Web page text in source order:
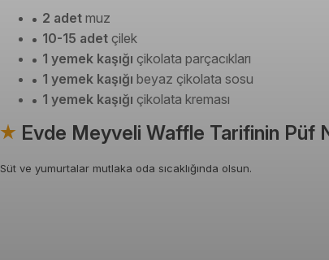
2 adet muz
10-15 adet çilek
1 yemek kaşığı çikolata parçacıkları
1 yemek kaşığı beyaz çikolata sosu
1 yemek kaşığı çikolata kreması
Evde Meyveli Waffle Tarifinin Püf
Süt ve yumurtalar mutlaka oda sıcaklığında olsun.